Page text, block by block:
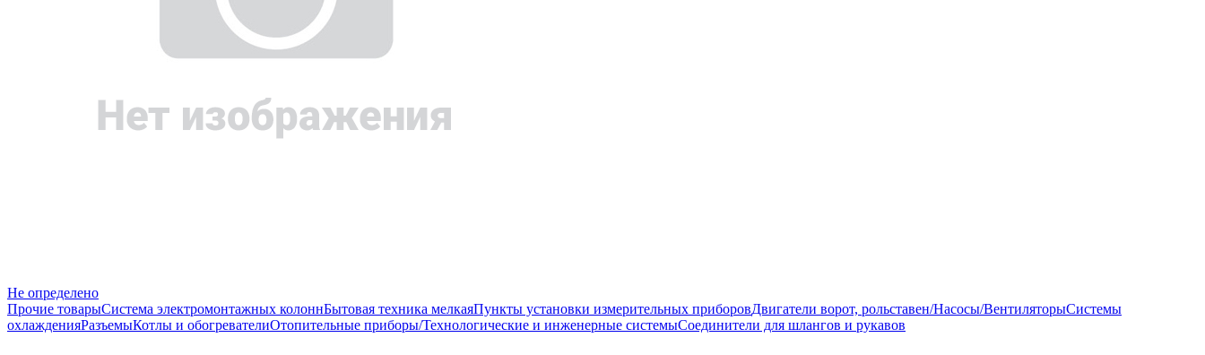
Не определено
Прочие товарыСистема электромонтажных колоннБытовая техника мелкаяПункты установки измерительных приборовДвигатели ворот, рольставен/Насосы/ВентиляторыСистемы
охлажденияРазъемыКотлы и обогревателиОтопительные приборы/Технологические и инженерные системыСоединители для шлангов и рукавов